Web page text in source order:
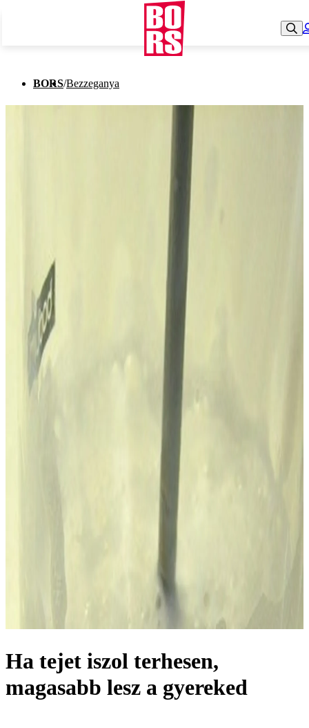
BORS/Bezzeganya
Ha tejet iszol terhesen,
magasabb lesz a gyereked